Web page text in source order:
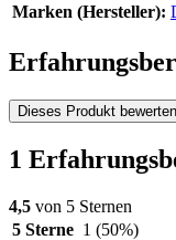
Marken (Hersteller):
Dieses Produkt bewerten
1
4,5 von 5 Sternen
5 Sterne 1 (50%)